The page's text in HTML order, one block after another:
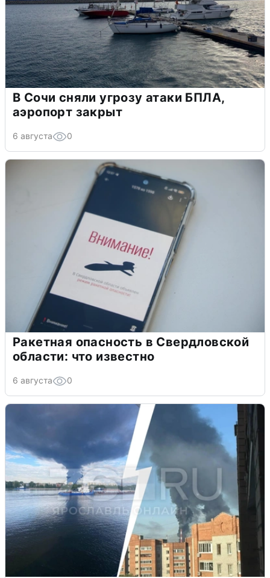
В Сочи сняли угрозу атаки БПЛА,
аэропорт закрыт
6 августа 0
Ракетная опасность в Свердловской
области: что известно
6 августа 0